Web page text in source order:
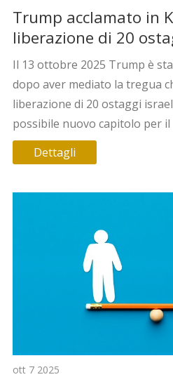
Trump acclamato in
liberazione di 20
Il 13 ottobre 2025 Trump è
dopo aver mediato la tregua
liberazione di 20 ostaggi
possibile nuovo capitolo per
Dettagli
ott 7 2025